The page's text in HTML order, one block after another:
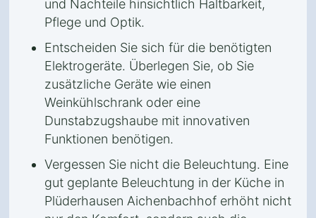
und Nachteile hinsichtlich Haltbarkeit,
Pflege und Optik.
Entscheiden Sie sich für die benötigten
Elektrogeräte. Überlegen Sie, ob Sie
zusätzliche Geräte wie einen
Weinkühlschrank oder eine
Dunstabzugshaube mit innovativen
Funktionen benötigen.
Vergessen Sie nicht die Beleuchtung. Eine
gut geplante Beleuchtung in der Küche in
Plüderhausen Aichenbachhof erhöht nicht